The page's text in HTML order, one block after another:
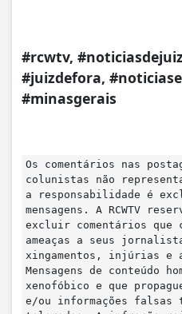
#rcwtv,
#juizdefora,
#minasgerais
Os comentários nas
colunistas não
a responsabilidade é
mensagens. A RCWTV
excluir comentários que
ameaças a seus
xingamentos, injúrias e
Mensagens de conteúdo
xenofóbico e que
e/ou informações falsas